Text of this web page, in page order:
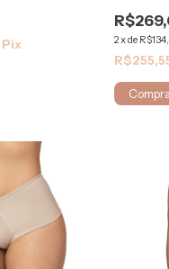
Pix 2xde